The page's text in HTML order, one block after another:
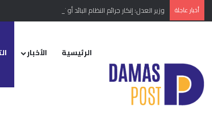
أخبار عاجلة وزير العدل: إنكار جرائم النظام البائد أو تبريرها مخالفة
الرئيسية الأخبار
الرئيسية/التقارير الإخبارية
قطر دور محوري في دعم حقوق